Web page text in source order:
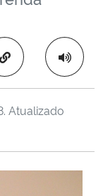
Copiar para área
. Atualizado